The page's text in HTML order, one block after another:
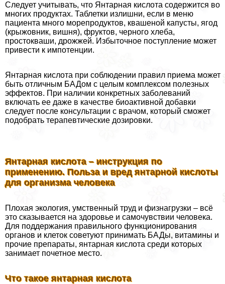
Следует учитывать, что Янтарная кислота содержится во
многих продуктах. Таблетки излишни, если в меню
пациента много морепродуктов, квашеной капусты, ягод
(крыжовник, вишня), фруктов, черного хлеба,
простокваши, дрожжей. Избыточное поступление может
привести к импотенции.
Янтарная кислота при соблюдении правил приема может
быть отличным БАДом с целым комплексом полезных
эффектов. При наличии конкретных заболеваний
включать ее даже в качестве биоактивной добавки
следует после консультации с врачом, который сможет
подобрать терапевтические дозировки.
Янтарная кислота – инструкция по
применению. Польза и вред янтарной кислоты
для организма человека
Плохая экология, умственный труд и физнагрузки – всё
это сказывается на здоровье и самочувствии человека.
Для поддержания правильного функционирования
органов и клеток советуют принимать БАДы, витамины и
прочие препараты, янтарная кислота среди которых
занимает почетное место.
Что такое янтарная кислота